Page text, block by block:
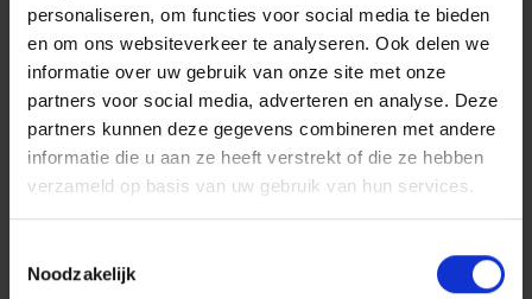
personaliseren, om functies voor social media te bieden
en om ons websiteverkeer te analyseren. Ook delen we
informatie over uw gebruik van onze site met onze
partners voor social media, adverteren en analyse. Deze
partners kunnen deze gegevens combineren met andere
informatie die u aan ze heeft verstrekt of die ze hebben
verzameld op basis van uw gebruik van hun services.
Noodzakelijk
maatschappij heeft onderschreven, ontvangt u van
ons binnen de 3 werkdagen een
ontvangstbevestiging met het nummer waaronder
uw klacht werd geregistreerd en met de naam en
contactgegevens van de medewerker die uw klacht
ter harte neemt. Binnen de maand krijgt u dan van
ons een definitief antwoord. Mocht dit om een of
andere reden niet lukken, dan krijgt u een